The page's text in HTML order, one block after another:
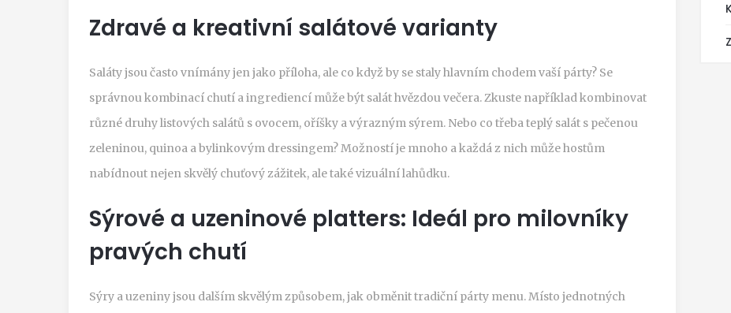
Zdravé a kreativní salátové varianty
Saláty jsou často vnímány jen jako příloha, ale co když by se staly hlavním chodem vaší párty? Se
správnou kombinací chutí a ingrediencí může být salát hvězdou večera. Zkuste například kombinovat
různé druhy listových salátů s ovocem, oříšky a výrazným sýrem. Nebo co třeba teplý salát s pečenou
zeleninou, quinoa a bylinkovým dressingem? Možností je mnoho a každá z nich může hostům
nabídnout nejen skvělý chuťový zážitek, ale také vizuální lahůdku.
Sýrové a uzeninové platters: Ideál pro milovníky
pravých chutí
Sýry a uzeniny jsou dalším skvělým způsobem, jak obměnit tradiční párty menu. Místo jednotných